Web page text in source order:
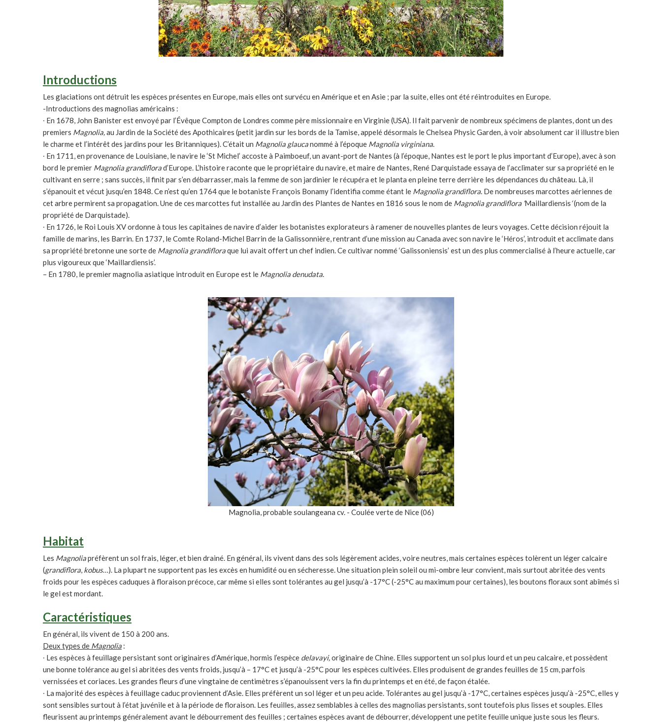
Introductions
Les glaciations ont détruit les espèces présentes en Europe, mais elles ont survécu en Amérique et en Asie ; par la suite, elles ont été réintroduites en Europe.
-Introductions des magnolias américains :
∙ En 1678, John Banister est envoyé par l’Évêque Compton de Londres comme père missionnaire en Virginie (USA). Il fait parvenir de nombreux spécimens de plantes, dont un des
premiers Magnolia,au Jardin de la Société des Apothicaires (petit jardin sur les bords de la Tamise, appelé désormais le Chelsea Physic Garden, à voir absolument car il illustre bien
le charme et l’intérêt des jardins pour les Britanniques). C’était un Magnolia glaucanommé à l’époque Magnolia virginiana.
∙ En 1711, en provenance de Louisiane, le navire le ‘St Michel’ accoste à Paimboeuf, un avant-port de Nantes (à l’époque, Nantes est le port le plus important d’Europe), avec à son
bord le premier Magnolia grandiflorad’Europe. L’histoire raconte que le propriétaire du navire, et maire de Nantes, René Darquistade essaya de l’acclimater sur sa propriété en le
cultivant en serre ; sans succès, il finit par s’en débarrasser, mais la femme de son jardinier le récupéra et le planta en pleine terre derrière les dépendances du château. Là, il
s’épanouit et vécut jusqu’en 1848. Ce n’est qu’en 1764 que le botaniste François Bonamy l’identifia comme étant le Magnolia grandiflora. De nombreuses marcottes aériennes de
cet arbre permirent sa propagation. Une de ces marcottes fut installée au Jardin des Plantes de Nantes en 1816 sous le nom de Magnolia grandiflora ‘Maillardiensis‘(nom de la
propriété de Darquistade).
∙ En 1726, le Roi Louis XV ordonne à tous les capitaines de navire d’aider les botanistes explorateurs à ramener de nouvelles plantes de leurs voyages. Cette décision réjouit la
famille de marins, les Barrin. En 1737, le Comte Roland-Michel Barrin de la Galissonnière, rentrant d’une mission au Canada avec son navire le ‘Héros’, introduit et acclimate dans
sa propriété bretonne une sorte de Magnolia grandifloraque lui avait offert un chef indien. Ce cultivar nommé ‘Galissoniensis’ est un des plus commercialisé à l’heure actuelle, car
plus vigoureux que ‘Maillardiensis’.
– En 1780, le premier magnolia asiatique introduit en Europe est le Magnolia denudata.
Magnolia, probable soulangeana cv. - Coulée verte de Nice (06)
Habitat
Les Magnoliapréfèrent un sol frais, léger, et bien drainé. En général, ils vivent dans des sols légèrement acides, voire neutres, mais certaines espèces tolèrent un léger calcaire
(grandiflora, kobus…). La plupart ne supportent pas les excès en humidité ou en sécheresse. Une situation plein soleil ou mi-ombre leur convient, mais surtout abritée des vents
froids pour les espèces caduques à floraison précoce, car même si elles sont tolérantes au gel jusqu’à -17°C (-25°C au maximum pour certaines), les boutons floraux sont abîmés si
le gel est mordant.
Caractéristiques
En général, ils vivent de 150 à 200 ans.
Deux types de Magnolia :
∙ Les espèces à feuillage persistant sont originaires d’Amérique, hormis l’espèce delavayi,originaire de Chine. Elles supportent un sol plus lourd et un peu calcaire, et possèdent
une bonne tolérance au gel si abritées des vents froids, jusqu’à – 17°C et jusqu’à -25°C pour les espèces cultivées. Elles produisent de grandes feuilles de 15 cm, parfois
vernissées et coriaces. Les grandes fleurs d’une vingtaine de centimètres s’épanouissent vers la fin du printemps et en été, de façon étalée.
∙ La majorité des espèces à feuillage caduc proviennent d’Asie. Elles préfèrent un sol léger et un peu acide. Tolérantes au gel jusqu’à -17°C, certaines espèces jusqu’à -25°C, elles y
sont sensibles surtout à l’état juvénile et à la période de floraison. Les feuilles, assez semblables à celles des magnolias persistants, sont toutefois plus lisses et souples. Elles
fleurissent au printemps généralement avant le débourrement des feuilles ; certaines espèces avant de débourrer, développent une petite feuille unique juste sous les fleurs.